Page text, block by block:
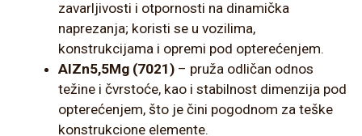
zavarljivosti i otpornosti na dinamička
naprezanja; koristi se u vozilima,
konstrukcijama i opremi pod opterećenjem.
AlZn5,5Mg (7021) – pruža odličan odnos
težine i čvrstoće, kao i stabilnost dimenzija pod
opterećenjem, što je čini pogodnom za teške
konstrukcione elemente.